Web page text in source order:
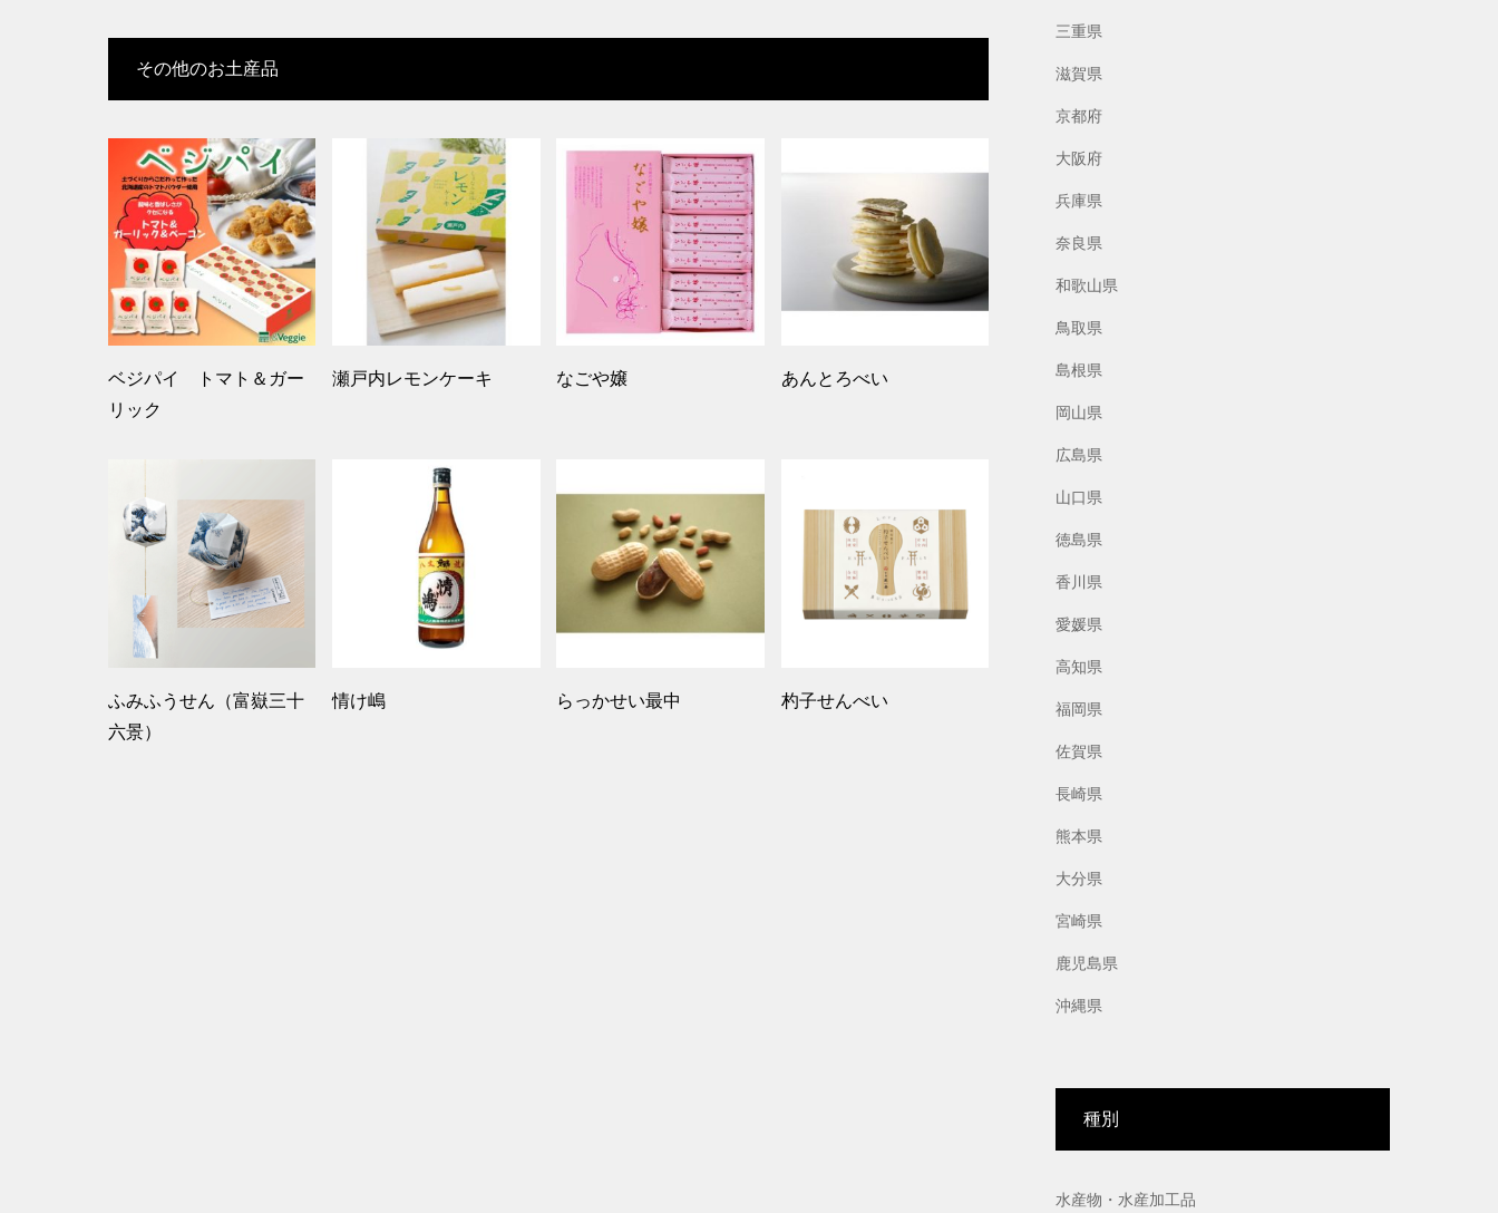
その他のお土産品
ベジパイ トマト＆ガー
リック
瀬戸内レモンケーキ なごや嬢 あんとろべい
ふみふうせん（富嶽三十
六景）
情け嶋 らっかせい最中 杓子せんべい
三重県
滋賀県
京都府
大阪府
兵庫県
奈良県
和歌山県
鳥取県
島根県
岡山県
広島県
山口県
徳島県
香川県
愛媛県
高知県
福岡県
佐賀県
長崎県
熊本県
大分県
宮崎県
鹿児島県
沖縄県
種別
水産物・水産加工品